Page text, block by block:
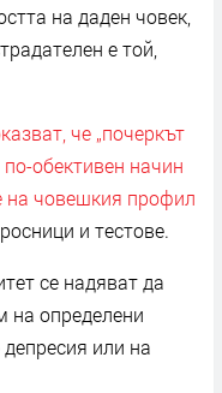
на даден човек,
е той,
че „почеркът
обективен начин
на човешкия профил
и тестове.
се надяват да
на определени
или на